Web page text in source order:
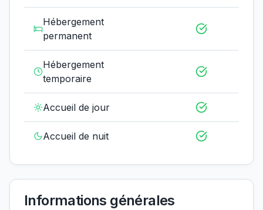
Hébergement
permanent
Hébergement
temporaire
Accueil de jour
Accueil de nuit
Informations générales